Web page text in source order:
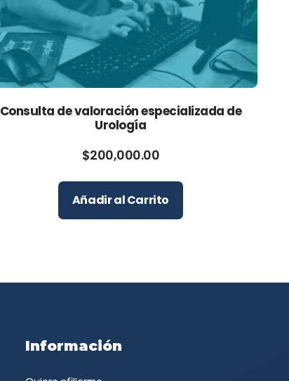
Consulta de valoración especializada de
Urología
$200,000.00
Añadir al Carrito
Información